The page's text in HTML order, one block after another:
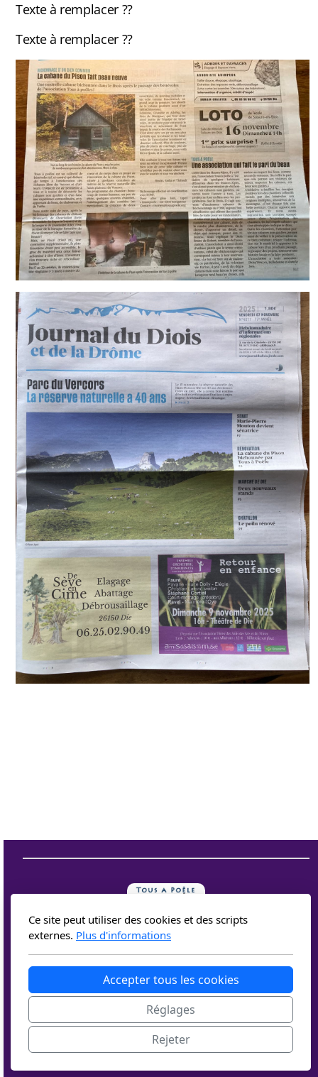
Texte à remplacer ??
Texte à remplacer ??
Association Tous à Poêle
6, place de la fontaine
05300 EOURRES
Ce site peut utiliser des cookies et des scripts
externes. Plus d'informations
Accepter tous les cookies
Réglages
Rejeter
Belledonne
Capcir-Cerdagne
Ventoux
Vercors
Jura
Antenne Beaumont
Antenne Belledonne
Antenne Capcir Cerdagne
Antenne Jura
Antenne Vercors/ Diois
Les éditions Tous A Poêle
Chroniques de chantiers
Chansons
Livres d'or de cabanes
Autour des cabanes
Peinture suédoise
Cuisine
Jeux
Livres